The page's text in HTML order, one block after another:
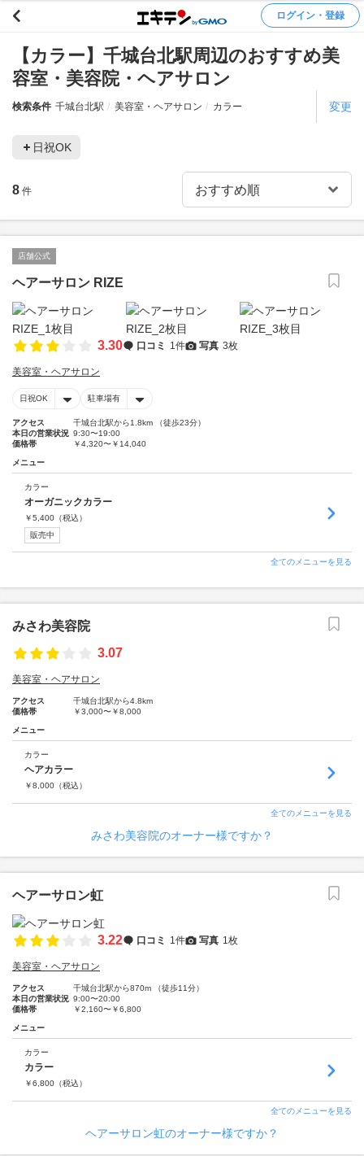
ログイン・登録
【カラー】千城台北駅周辺のおすすめ美
容室・美容院・ヘアサロン
検索条件 千城台北駅 美容室・ヘアサロン カラー 変更
日祝OK
8 件
店舗公式
ヘアーサロン RIZE
3.30 口コミ 1件 写真 3枚
美容室・ヘアサロン
日祝OK 駐車場有
アクセス
千城台北駅から1.8km （徒歩23分）
本日の営業状況 9:30〜19:00
価格帯
￥4,320〜￥14,040
メニュー
カラー
オーガニックカラー
￥5,400 （税込）
販売中
全てのメニューを見る
みさわ美容院
3.07
美容室・ヘアサロン
アクセス
千城台北駅から4.8km
価格帯
￥3,000〜￥8,000
メニュー
カラー
ヘアカラー
￥8,000 （税込）
全てのメニューを見る
みさわ美容院のオーナー様ですか？
ヘアーサロン虹
3.22 口コミ 1件 写真 1枚
美容室・ヘアサロン
アクセス
千城台北駅から870m （徒歩11分）
本日の営業状況 9:00〜20:00
価格帯
￥2,160〜￥6,800
メニュー
カラー
カラー
￥6,800 （税込）
全てのメニューを見る
ヘアーサロン虹のオーナー様ですか？